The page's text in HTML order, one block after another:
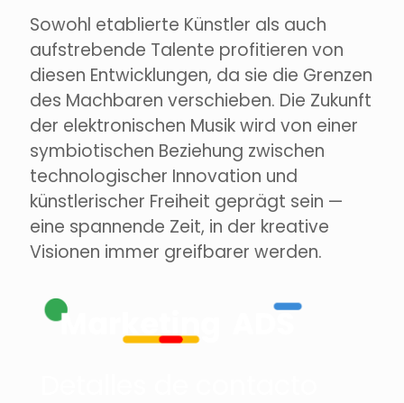
Sowohl etablierte Künstler als auch
aufstrebende Talente profitieren von
diesen Entwicklungen, da sie die Grenzen
des Machbaren verschieben. Die Zukunft
der elektronischen Musik wird von einer
symbiotischen Beziehung zwischen
technologischer Innovation und
künstlerischer Freiheit geprägt sein —
eine spannende Zeit, in der kreative
Visionen immer greifbarer werden.